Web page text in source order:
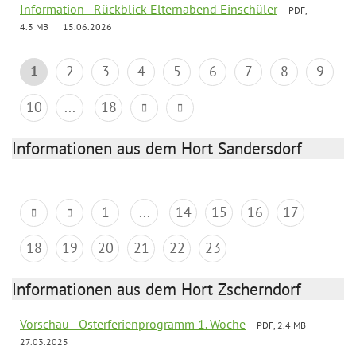
Information - Rückblick Elternabend Einschüler
PDF,
4.3 MB
15.06.2026
1 2 3 4 5 6 7 8
9
10
... 18
Informationen aus dem Hort Sandersdorf
1 ... 14 15 16
17
18
19 20 21 22 23
Informationen aus dem Hort Zscherndorf
Vorschau - Osterferienprogramm 1. Woche
PDF, 2.4 MB
27.03.2025